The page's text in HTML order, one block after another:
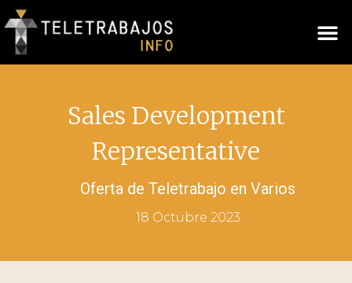
Sales Development
Representative
Oferta de Teletrabajo en Varios
18 Octubre 2023